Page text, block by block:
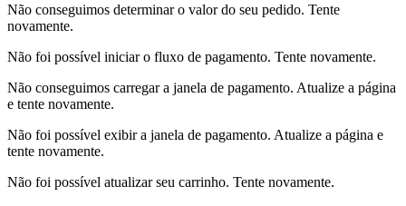
Não conseguimos determinar o valor do seu pedido. Tente
novamente.
Não foi possível iniciar o fluxo de pagamento. Tente novamente.
Não conseguimos carregar a janela de pagamento. Atualize a página
e tente novamente.
Não foi possível exibir a janela de pagamento. Atualize a página e
tente novamente.
Não foi possível atualizar seu carrinho. Tente novamente.